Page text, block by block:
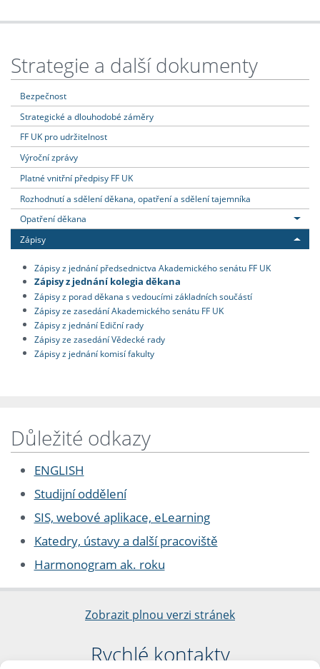
Strategie a další dokumenty
Bezpečnost
Strategické a dlouhodobé záměry
FF UK pro udržitelnost
Výroční zprávy
Platné vnitřní předpisy FF UK
Rozhodnutí a sdělení děkana, opatření a sdělení tajemníka
Opatření děkana
Zápisy
Zápisy z jednání předsednictva Akademického senátu FF UK
Zápisy z jednání kolegia děkana
Zápisy z porad děkana s vedoucími základních součástí
Zápisy ze zasedání Akademického senátu FF UK
Zápisy z jednání Ediční rady
Zápisy ze zasedání Vědecké rady
Zápisy z jednání komisí fakulty
Důležité odkazy
ENGLISH
Studijní oddělení
SIS, webové aplikace, eLearning
Katedry, ústavy a další pracoviště
Harmonogram ak. roku
Zobrazit plnou verzi stránek
Rychlé kontakty